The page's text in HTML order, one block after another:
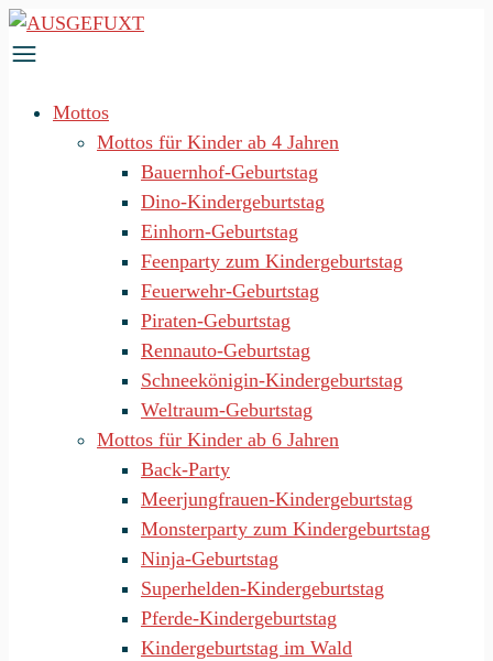
Zum
Inhalt
Mottos
Mottos für Kinder ab 4 Jahren
Bauernhof-Geburtstag
Dino-Kindergeburtstag
Einhorn-Geburtstag
Feenparty zum Kindergeburtstag
Feuerwehr-Geburtstag
Piraten-Geburtstag
Rennauto-Geburtstag
Schneekönigin-Kindergeburtstag
Weltraum-Geburtstag
Mottos für Kinder ab 6 Jahren
Back-Party
Meerjungfrauen-Kindergeburtstag
Monsterparty zum Kindergeburtstag
Ninja-Geburtstag
Superhelden-Kindergeburtstag
Pferde-Kindergeburtstag
Kindergeburtstag im Wald